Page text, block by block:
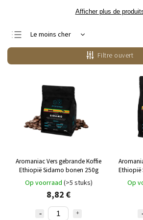
Afficher plus de
Le moins cher
Le plus cher
Bestsellers
Filtre ouvert
Aromaniac Vers gebrande Koffie
Ethiopië Sidamo bonen 250g
Op voorraad (>5 stuks)
8,82 €
Ethiopië
Op